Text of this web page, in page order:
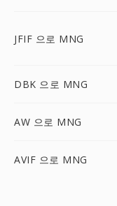
JFIF 으로 MNG
DBK 으로 MNG
AW 으로 MNG
AVIF 으로 MNG